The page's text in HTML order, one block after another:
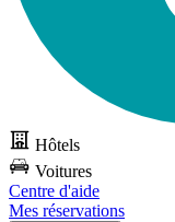
Hôtels
Voitures
Centre d'aide
Mes réservations